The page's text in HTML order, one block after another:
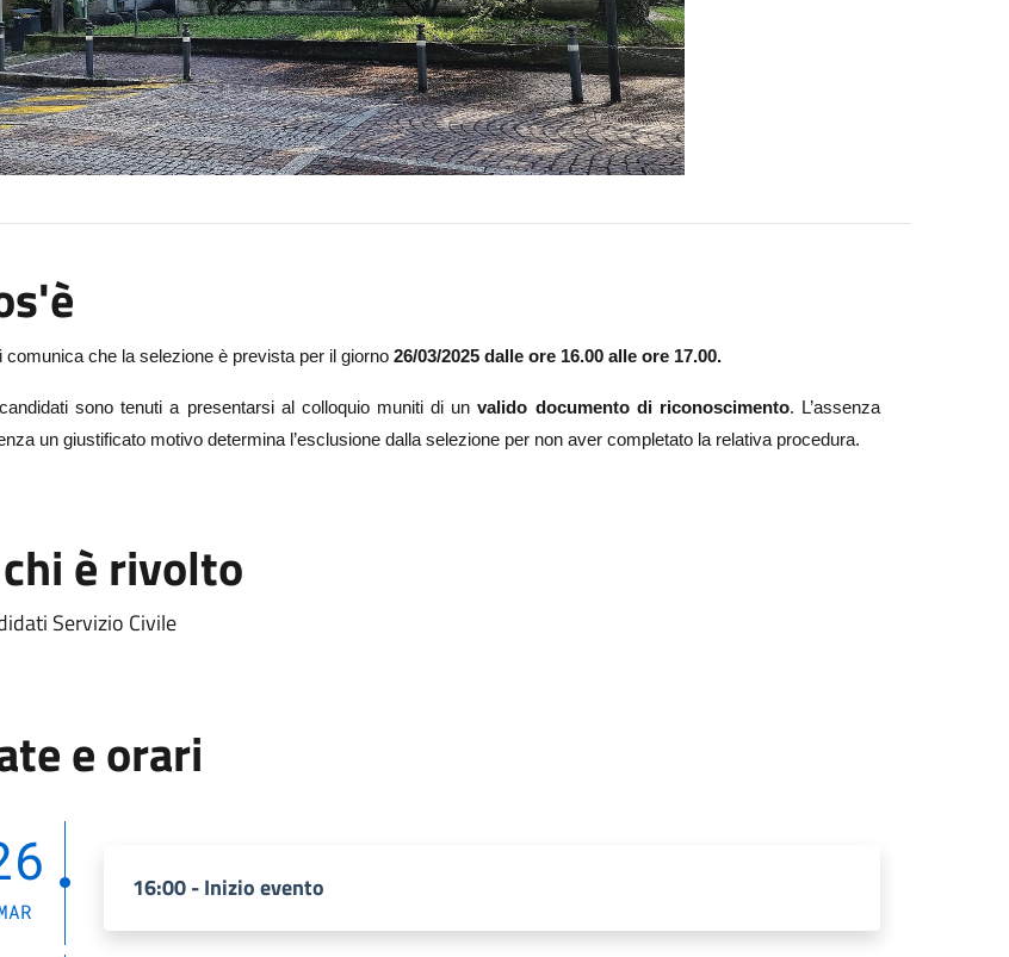
comunica che la selezione è prevista per il giorno 26/03/2025 dalle ore 16.00 alle ore 17.00.
candidati sono tenuti a presentarsi al colloquio muniti di unvalido documento di riconoscimento. L’assenza
un giustificato motivo determina l’esclusione dalla selezione per non aver completato la relativa procedura.
è rivolto
Servizio Civile
e orari
16:00 - Inizio evento